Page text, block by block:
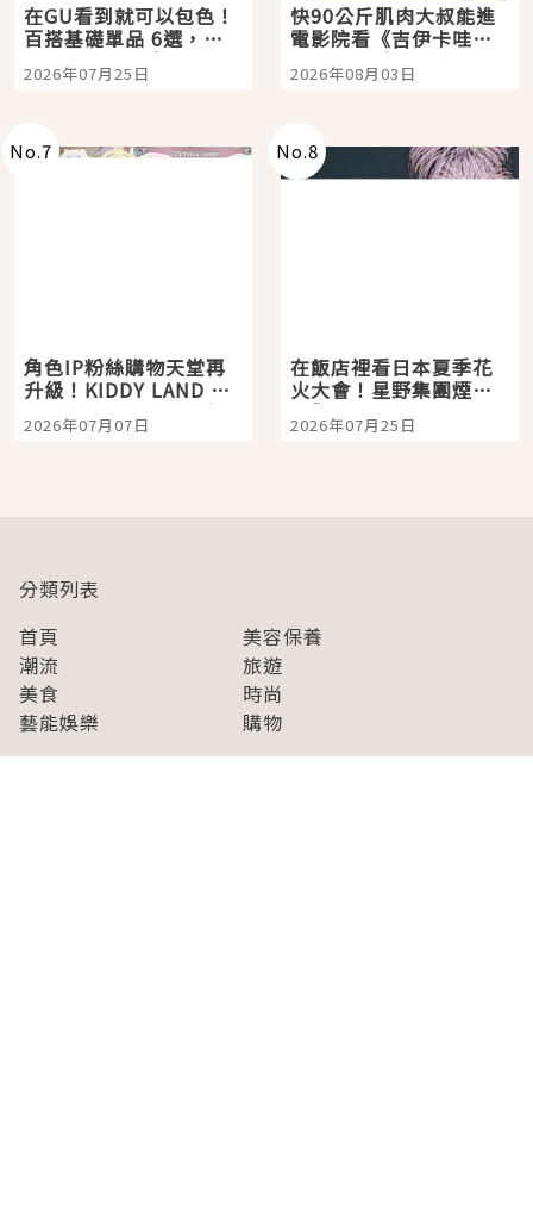
在GU看到就可以包色！
百搭基礎單品 6選，閉
眼全收也不心疼
2026年07月25日
快90公斤肌肉大叔能進
電影院看《吉伊卡哇》
嗎？日本重金屬樂團
「打首」會長與nagano
2026年08月03日
No.7
角色IP粉絲購物天堂再
升級！KIDDY LAND 原
宿店吉伊卡哇迎客，新
開幕 OMOKADO 店3分
2026年07月07日
No.8
在飯店裡看日本夏季花
火大會！星野集團煙火
景觀飯店6選，讓你不用
人擠人悠閒欣賞
2026年07月25日
分類列表
首頁
美容保養
潮流
旅遊
美食
時尚
藝能娛樂
購物